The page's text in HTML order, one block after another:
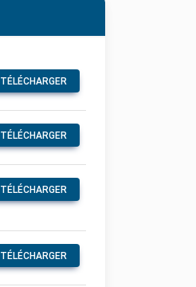
TÉLÉCHARGER
TÉLÉCHARGER
TÉLÉCHARGER
TÉLÉCHARGER